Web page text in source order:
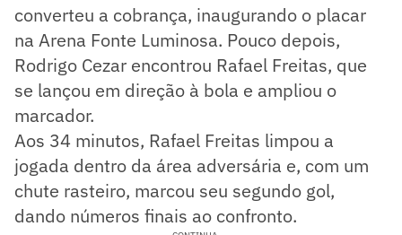
converteu a cobrança, inaugurando o placar
na Arena Fonte Luminosa. Pouco depois,
Rodrigo Cezar encontrou Rafael Freitas, que
se lançou em direção à bola e ampliou o
marcador.
Aos 34 minutos, Rafael Freitas limpou a
jogada dentro da área adversária e, com um
chute rasteiro, marcou seu segundo gol,
dando números finais ao confronto.